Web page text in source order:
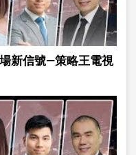
新信號—策略王電視